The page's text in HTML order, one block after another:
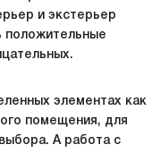
и экстерьер
положительные
элементах как
помещения, для
А работа с